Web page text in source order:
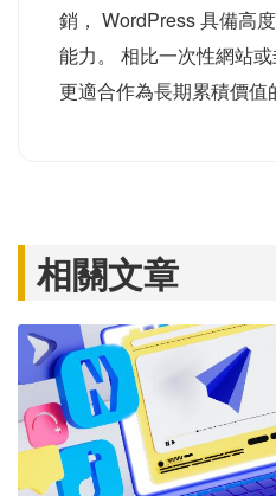
銷， WordPress 具備高
能力。 相比一次性網站
更適合作為長期累積價值
相關文章